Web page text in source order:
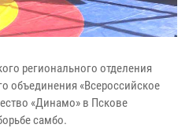
регионального отделения
объединения «Всероссийское
«Динамо» в Пскове
самбо.